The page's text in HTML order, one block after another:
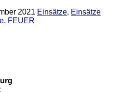
2021 Einsätze, Einsätze
, FEUER